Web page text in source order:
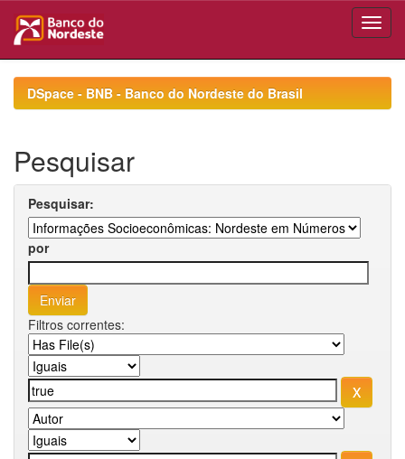
navigationDSpace - BNB - Banco do Nordeste do Brasil
Pesquisar
Pesquisar:
por
Filtros correntes: